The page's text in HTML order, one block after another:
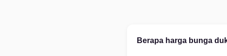
Berapa harga bunga